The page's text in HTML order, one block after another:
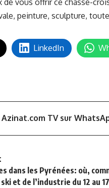
peinture, sculpture,
LinkedIn
Azinat.com TV sur
dans les Pyrénées: où,
et de l’industrie du 12 au